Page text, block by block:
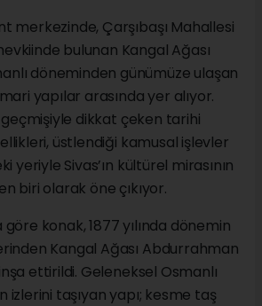
merkezinde, Çarşıbaşı Mahallesi
bulunan Kangal Ağası
döneminden günümüze ulaşan
yapılar arasında yer alıyor.
geçmişiyle dikkat çeken tarihi
üstlendiği kamusal işlevler
yeriyle Sivas’ın kültürel mirasının
biri olarak öne çıkıyor.
konak, 1877 yılında dönemin
Kangal Ağası Abdurrahman
ettirildi. Geleneksel Osmanlı
izlerini taşıyan yapı; kesme taş